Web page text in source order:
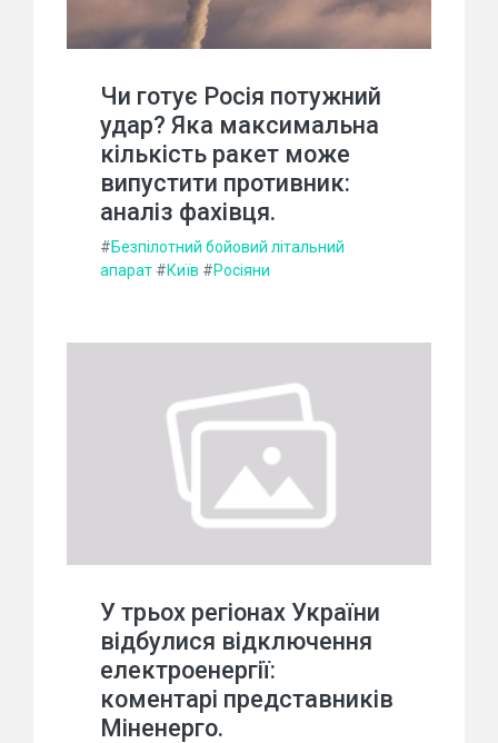
Чи готує Росія потужний
удар? Яка максимальна
кількість ракет може
випустити противник:
аналіз фахівця.
#Безпілотний бойовий літальний
апарат #Київ #Росіяни
У трьох регіонах України
відбулися відключення
електроенергії:
коментарі представників
Міненерго.